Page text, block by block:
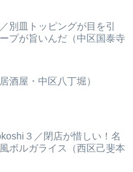
別皿トッピングが目を引
プが旨いんだ（中区国泰寺
酒屋・中区八丁堀）
３／閉店が惜しい！名
ボルガライス（西区己斐本